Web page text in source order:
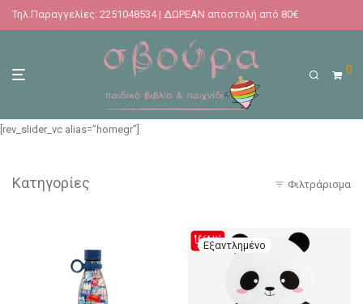
Τηλ.Παραγγελίες: 2251048534 | ΔΩΡΕΑΝ αποστολή από 80€
0
[rev_slider_vc alias=”homegr”]
Κατηγορίες Φιλτράρισμα